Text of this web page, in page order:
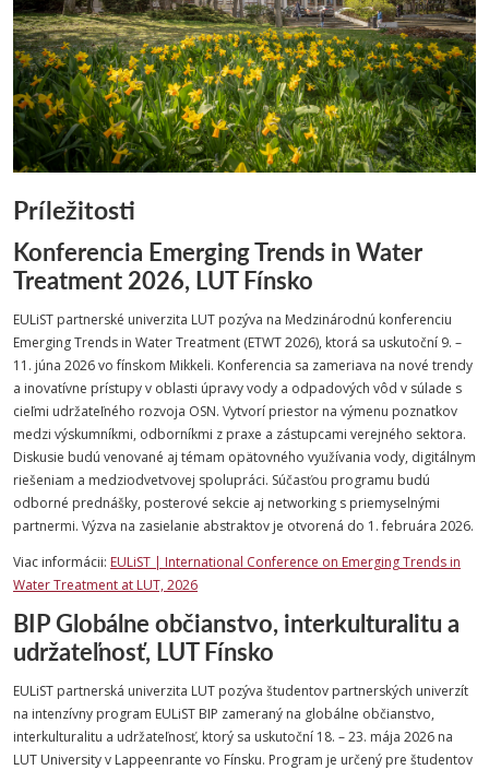
Príležitosti
Konferencia Emerging Trends in Water
Treatment 2026, LUT Fínsko
EULiST partnerské univerzita LUT pozýva na Medzinárodnú konferenciu
Emerging Trends in Water Treatment (ETWT 2026), ktorá sa uskutoční 9. –
11. júna 2026 vo fínskom Mikkeli. Konferencia sa zameriava na nové trendy
a inovatívne prístupy v oblasti úpravy vody a odpadových vôd v súlade s
cieľmi udržateľného rozvoja OSN. Vytvorí priestor na výmenu poznatkov
medzi výskumníkmi, odborníkmi z praxe a zástupcami verejného sektora.
Diskusie budú venované aj témam opätovného využívania vody, digitálnym
riešeniam a medziodvetvovej spolupráci. Súčasťou programu budú
odborné prednášky, posterové sekcie aj networking s priemyselnými
partnermi. Výzva na zasielanie abstraktov je otvorená do 1. februára 2026.
Viac informácii: EULiST | International Conference on Emerging Trends in
Water Treatment at LUT, 2026
BIP Globálne občianstvo, interkulturalitu a
udržateľnosť, LUT Fínsko
EULiST partnerská univerzita LUT pozýva študentov partnerských univerzít
na intenzívny program EULiST BIP zameraný na globálne občianstvo,
interkulturalitu a udržateľnosť, ktorý sa uskutoční 18. – 23. mája 2026 na
LUT University v Lappeenrante vo Fínsku. Program je určený pre študentov